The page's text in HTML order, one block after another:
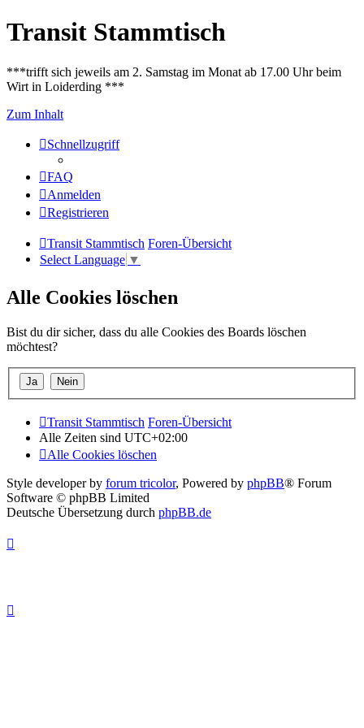
Transit Stammtisch
***trifft sich jeweils am 2. Samstag im Monat ab 17.00 Uhr beim
Wirt in Loiderding ***
Zum Inhalt
Schnellzugriff
FAQ
Anmelden
Registrieren
Transit Stammtisch Foren-Übersicht
Select Language ▼
Alle Cookies löschen
Bist du dir sicher, dass du alle Cookies des Boards löschen
möchtest?
Transit Stammtisch Foren-Übersicht
Alle Zeiten sind UTC+02:00
Alle Cookies löschen
Style developer by forum tricolor, Powered by phpBB® Forum
Software © phpBB Limited
Deutsche Übersetzung durch phpBB.de